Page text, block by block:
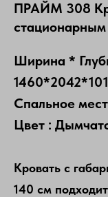
ПРАЙМ 308
Ширина *
Спальное
Цвет :
Кровать с
140 см